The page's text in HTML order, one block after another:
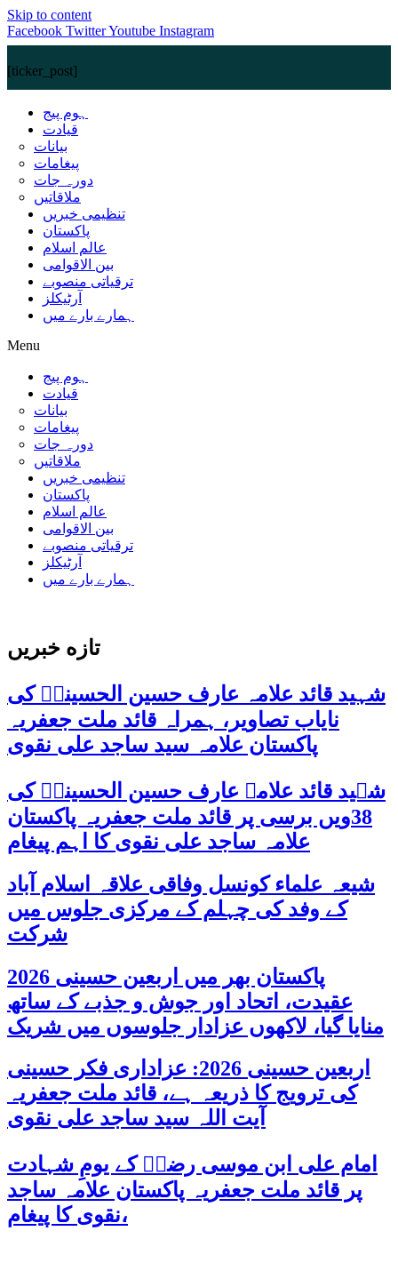
Skip to content
Facebook TwitterYoutube Instagram
[ticker_post]
ہوم پیج
قیادت
بیانات
پیغامات
دورہ جات
ملاقاتیں
تنظیمی خبریں
پاکستان
عالم اسلام
بین الاقوامی
ترقیاتی منصوبے
آرٹیکلز
ہمارے بارے میں
Menu
ہوم پیج
قیادت
بیانات
پیغامات
دورہ جات
ملاقاتیں
تنظیمی خبریں
پاکستان
عالم اسلام
بین الاقوامی
ترقیاتی منصوبے
آرٹیکلز
ہمارے بارے میں
تازه خبریں
شہید قائد علامہ عارف حسین الحسینیؒ کی
نایاب تصاویر، ہمراہ قائد ملت جعفریہ
پاکستان علامہ سید ساجد علی نقوی
شہید قائد علامہ عارف حسین الحسینیؒ کی
38ویں برسی پر قائد ملت جعفریہ پاکستان
علامہ ساجد علی نقوی کا اہم پیغام
شیعہ علماء کونسل وفاقی علاقہ اسلام آباد
کے وفد کی چہلم کے مرکزی جلوس میں
شرکت
پاکستان بھر میں اربعین حسینی 2026
عقیدت، اتحاد اور جوش و جذبے کے ساتھ
منایا گیا، لاکھوں عزادار جلوسوں میں شریک
اربعین حسینی 2026: عزاداری فکر حسینی
کی ترویج کا ذریعہ ہے، قائد ملت جعفریہ
آیت اللہ سید ساجد علی نقوی
امام علی ابن موسی رضاؑ کے یومِ شہادت
پر قائد ملت جعفریہ پاکستان علامہ ساجد
نقوی کا پیغام،